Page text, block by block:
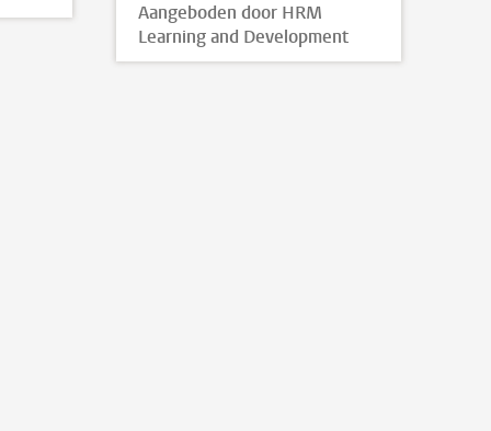
Aangeboden door HRM
Learning and Development